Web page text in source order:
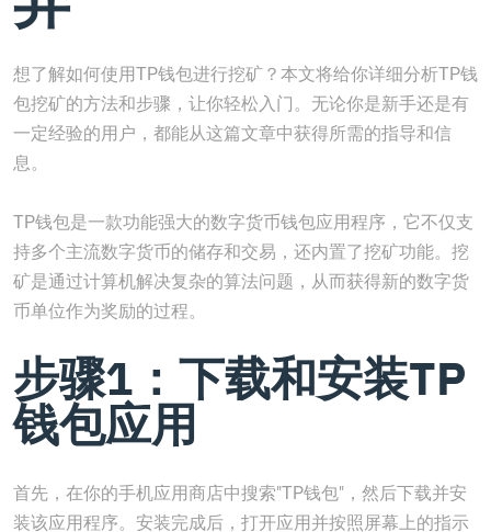
想了解如何使用TP钱包进行挖矿？本文将给你详细分析TP钱
包挖矿的方法和步骤，让你轻松入门。无论你是新手还是有
一定经验的用户，都能从这篇文章中获得所需的指导和信
息。
TP钱包是一款功能强大的数字货币钱包应用程序，它不仅支
持多个主流数字货币的储存和交易，还内置了挖矿功能。挖
矿是通过计算机解决复杂的算法问题，从而获得新的数字货
币单位作为奖励的过程。
步骤1：下载和安装TP
钱包应用
首先，在你的手机应用商店中搜索"TP钱包"，然后下载并安
装该应用程序。安装完成后，打开应用并按照屏幕上的指示